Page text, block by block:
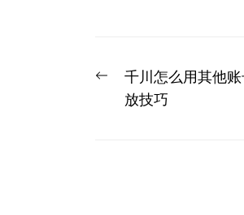
文
Previous
post:
千川怎么用其他
放技巧